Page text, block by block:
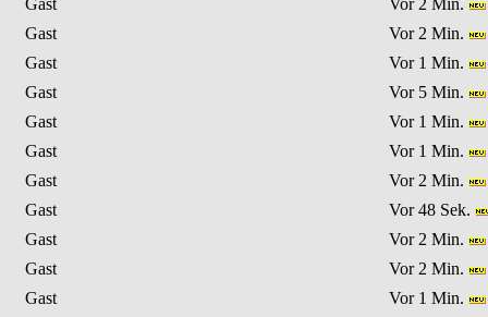
Gast
Vor 2 Min.
Gast
Vor 2 Min.
Gast
Vor 1 Min.
Gast
Vor 5 Min.
Gast
Vor 1 Min.
Gast
Vor 1 Min.
Gast
Vor 2 Min.
Gast
Vor 48 Sek.
Gast
Vor 2 Min.
Gast
Vor 2 Min.
Gast
Vor 1 Min.